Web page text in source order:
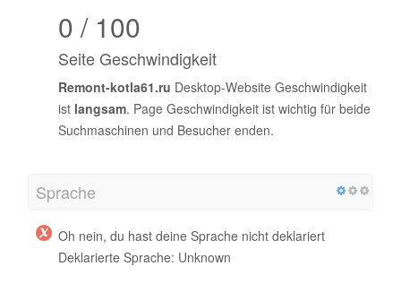
0 / 100
Seite Geschwindigkeit
Remont-kotla61.ru Desktop-Website Geschwindigkeit
ist langsam. Page Geschwindigkeit ist wichtig für beide
Suchmaschinen und Besucher enden.
Sprache
Oh nein, du hast deine Sprache nicht deklariert
Deklarierte Sprache: Unknown